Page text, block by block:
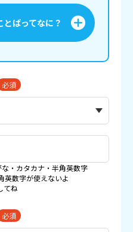
とばってなに？
必須
・カタカナ・半角英数字
英数字が使えないよ
てね
必須